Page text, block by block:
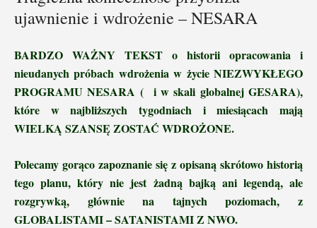
ujawnienie i wdrożenie – NESARA
BARDZO WAŻNY TEKST o historii opracowania i
nieudanych próbach wdrożenia w życie NIEZWYKŁEGO
PROGRAMU NESARA ( i w skali globalnej GESARA),
które w najbliższych tygodniach i miesiącach mają
WIELKĄ SZANSĘ ZOSTAĆ WDROŻONE.
Polecamy gorąco zapoznanie się z opisaną skrótowo historią
tego planu, który nie jest żadną bajką ani legendą, ale
rozgrywką, głównie na tajnych poziomach, z
GLOBALISTAMI – SATANISTAMI Z NWO.